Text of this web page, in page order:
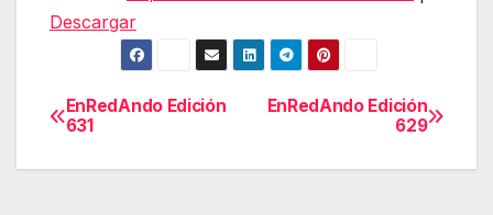
Descargar
Navegación
de
EnRedAndo Edición
629
EnRedAndo Edición
631